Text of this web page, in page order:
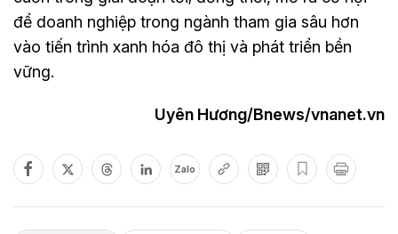
để doanh nghiệp trong ngành tham gia sâu hơn
vào tiến trình xanh hóa đô thị và phát triển bền
vững.
Uyên Hương/Bnews/vnanet.vn
Zalo